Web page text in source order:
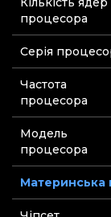
процесора
Серія
Частота
процесора
Модель
процесора
Материнська